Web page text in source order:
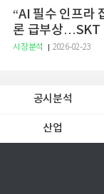
“AI 필수 인프라
론 급부상…SKT
증권
시장분석 2026-02-23
공시분석
산업